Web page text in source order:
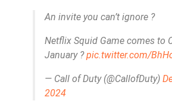
An invite you can’t ignore ?
Netflix Squid Game comes to
January ?pic.twitter.com/
— Call of Duty (@CallofDuty)
2024